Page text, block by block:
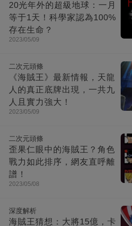
20光年外的超級地球：一月
等于1天！科學家認為100%
存在生命？
2023/05/09
二次元頭條
《海賊王》最新情報，天龍
人的真正底牌出現，一共九
人且實力強大！
2023/05/09
二次元頭條
歪果仁眼中的海賊王？角色
戰力如此排序，網友直呼離
譜！
2023/05/08
深度解析
海賊王猜想：大將15億，卡